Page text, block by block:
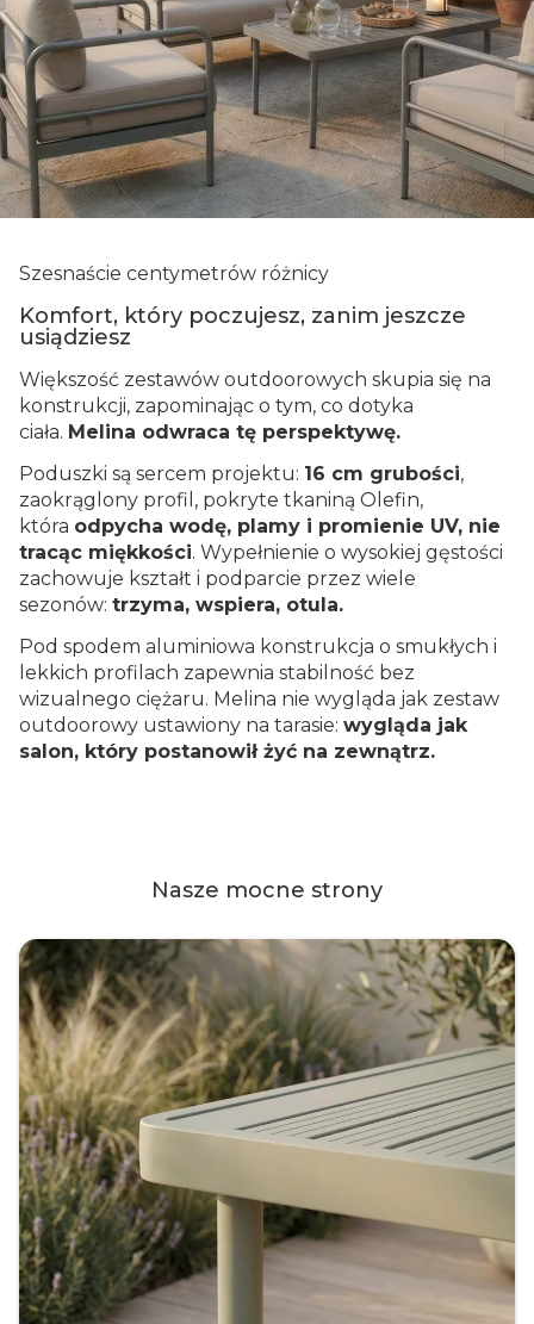
Szesnaście centymetrów różnicy
Komfort, który poczujesz, zanim jeszcze
usiądziesz
Większość zestawów outdoorowych skupia się na
konstrukcji, zapominając o tym, co dotyka
ciała. Melina odwraca tę perspektywę.
Poduszki są sercem projektu: 16 cm grubości,
zaokrąglony profil, pokryte tkaniną Olefin,
która odpycha wodę, plamy i promienie UV, nie
tracąc miękkości. Wypełnienie o wysokiej gęstości
zachowuje kształt i podparcie przez wiele
sezonów: trzyma, wspiera, otula.
Pod spodem aluminiowa konstrukcja o smukłych i
lekkich profilach zapewnia stabilność bez
wizualnego ciężaru. Melina nie wygląda jak zestaw
outdoorowy ustawiony na tarasie: wygląda jak
salon, który postanowił żyć na zewnątrz.
Nasze mocne strony